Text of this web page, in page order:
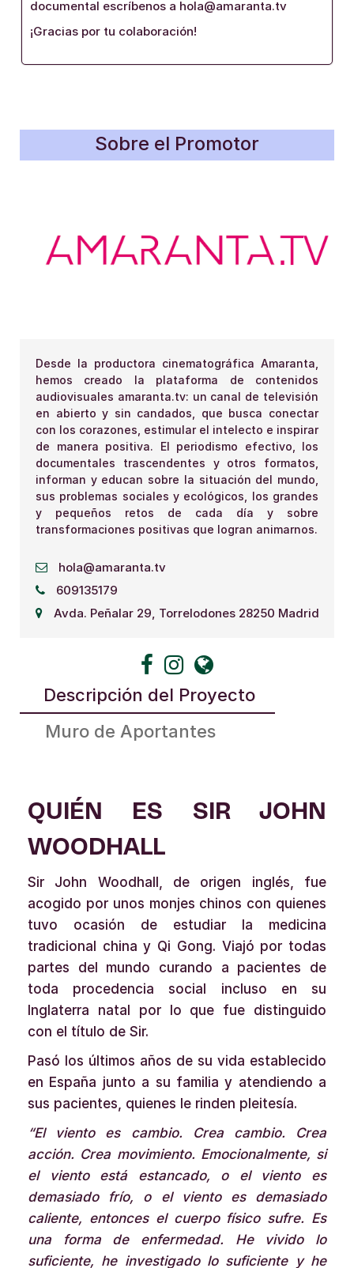
Descripción del Proyecto
Muro de Aportantes
QUIÉN ES SIR JOHN
WOODHALL
Sir John Woodhall, de origen inglés, fue
acogido por unos monjes chinos con quienes
tuvo ocasión de estudiar la medicina
tradicional china y Qi Gong. Viajó por todas
partes del mundo curando a pacientes de
toda procedencia social incluso en su
Inglaterra natal por lo que fue distinguido
con el título de Sir.
Pasó los últimos años de su vida establecido
en España junto a su familia y atendiendo a
sus pacientes, quienes le rinden pleitesía.
“El viento es cambio. Crea cambio. Crea
acción. Crea movimiento. Emocionalmente, si
el viento está estancado, o el viento es
demasiado frío, o el viento es demasiado
caliente, entonces el cuerpo físico sufre. Es
una forma de enfermedad. He vivido lo
suficiente, he investigado lo suficiente y he
documental escríbenos a hola@amaranta.tv
¡Gracias por tu colaboración!
Sobre el Promotor
Desde la productora cinematográfica Amaranta,
hemos creado la plataforma de contenidos
audiovisuales amaranta.tv: un canal de televisión
en abierto y sin candados, que busca conectar
con los corazones, estimular el intelecto e inspirar
de manera positiva. El periodismo efectivo, los
documentales trascendentes y otros formatos,
informan y educan sobre la situación del mundo,
sus problemas sociales y ecológicos, los grandes
y pequeños retos de cada día y sobre
transformaciones positivas que logran animarnos.
hola@amaranta.tv
609135179
Avda. Peñalar 29, Torrelodones 28250 Madrid